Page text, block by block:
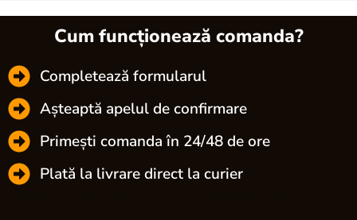
Cum funcționează comanda?
Completează formularul
Așteaptă apelul de confirmare
Primești comanda în 24/48 de ore
Plată la livrare direct la curier